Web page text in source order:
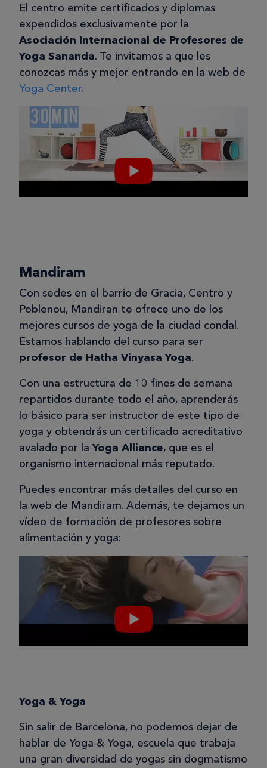
El centro emite certificados y diplomas
expendidos exclusivamente por la
Asociación Internacional de Profesores de
Yoga Sananda. Te invitamos a que les
conozcas más y mejor entrando en la web de
Yoga Center.
Mandiram
Con sedes en el barrio de Gracia, Centro y
Poblenou, Mandiran te ofrece uno de los
mejores cursos de yoga de la ciudad condal.
Estamos hablando del curso para ser
profesor de Hatha Vinyasa Yoga.
Con una estructura de 10 fines de semana
repartidos durante todo el año, aprenderás
lo básico para ser instructor de este tipo de
yoga y obtendrás un certificado acreditativo
avalado por laYoga Alliance, que es el
organismo internacional más reputado.
Puedes encontrar más detalles del curso en
la web de Mandiram. Además, te dejamos un
vídeo de formación de profesores sobre
alimentación y yoga:
Yoga & Yoga
Sin salir de Barcelona, no podemos dejar de
hablar de Yoga & Yoga, escuela que trabaja
una gran diversidad de yogas sin dogmatismo